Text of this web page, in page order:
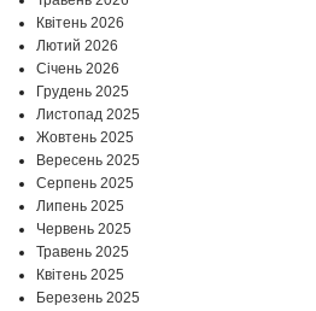
Квітень 2026
Лютий 2026
Січень 2026
Грудень 2025
Листопад 2025
Жовтень 2025
Вересень 2025
Серпень 2025
Липень 2025
Червень 2025
Травень 2025
Квітень 2025
Березень 2025